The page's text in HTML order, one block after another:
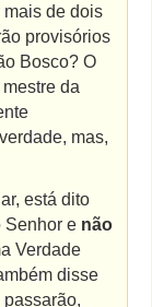
mais de dois
provisórios
Bosco? O
da
mas,
está dito
Senhor e não
Verdade
disse
passarão,